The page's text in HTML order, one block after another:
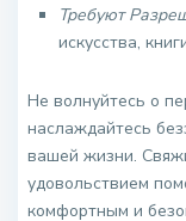
Требуют
искусства,
Не волнуйтесь о
наслаждайтесь
вашей жизни.
удовольствием
комфортным и